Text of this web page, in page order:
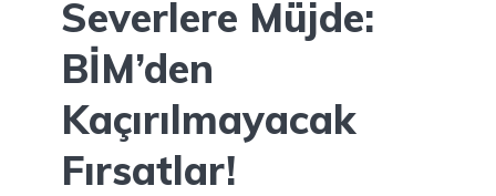
Severlere Müjde:
BİM’den
Kaçırılmayacak
Fırsatlar!